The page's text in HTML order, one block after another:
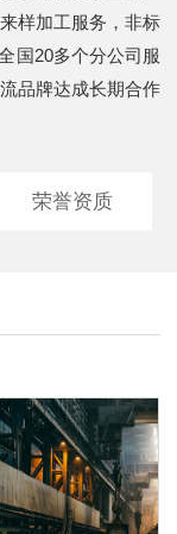
样加工服务，非标
国20多个分公司服
品牌达成长期合作
荣誉资质